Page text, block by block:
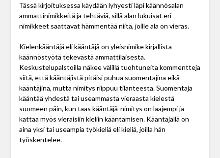
Tässä kirjoituksessa käydään lyhyesti läpi käännösalan
ammattinimikkeitä ja tehtäviä, sillä alan lukuisat eri
nimikkeet saattavat hämmentää niitä, joille ala on vieras.
Kielenkääntäjä eli kääntäjä on yleisnimike kirjallista
käännöstyötä tekevästä ammattilaisesta.
Keskustelupalstoilla näkee välillä tuohtuneita kommentteja
siitä, että kääntäjistä pitäisi puhua suomentajina eikä
kääntäjinä, mutta nimitys riippuu tilanteesta. Suomentaja
kääntää yhdestä tai useammasta vieraasta kielestä
suomeen päin, kun taas kääntäjä-nimitys on laajempi ja
kattaa myös vieraisiin kieliin kääntämisen. Kääntäjällä on
aina yksi tai useampia työkieliä eli kieliä, joilla hän
työskentelee.